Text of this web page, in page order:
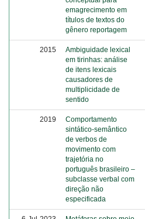
emagrecimento em
títulos de textos do
gênero reportagem
2015
Ambiguidade lexical
em tirinhas: análise
de itens lexicais
causadores de
multiplicidade de
sentido
2019
Comportamento
sintático-semântico
de verbos de
movimento com
trajetória no
português brasileiro –
subclasse verbal com
direção não
especificada